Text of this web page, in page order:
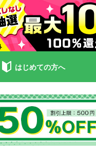
はじめての方へ